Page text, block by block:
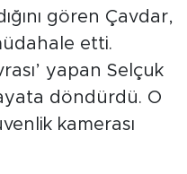
gören Çavdar,
etti.
yapan Selçuk
döndürdü. O
kamerası